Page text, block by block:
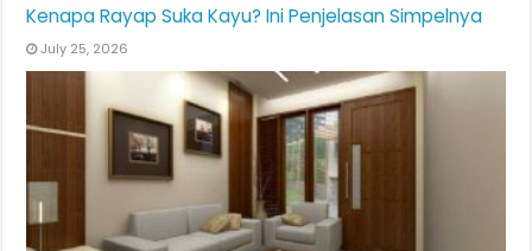
Kenapa Rayap Suka Kayu? Ini Penjelasan Simpelnya
July 25, 2026